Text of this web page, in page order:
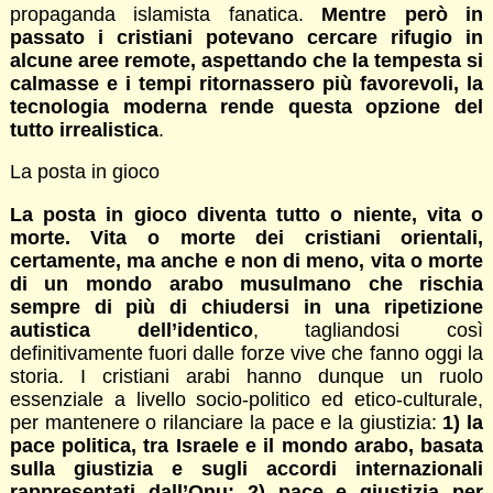
propaganda islamista fanatica. Mentre però in
passato i cristiani potevano cercare rifugio in
alcune aree remote, aspettando che la tempesta si
calmasse e i tempi ritornassero più favorevoli, la
tecnologia moderna rende questa opzione del
tutto irrealistica.
La posta in gioco
La posta in gioco diventa tutto o niente, vita o
morte. Vita o morte dei cristiani orientali,
certamente, ma anche e non di meno, vita o morte
di un mondo arabo musulmano che rischia
sempre di più di chiudersi in una ripetizione
autistica dell’identico, tagliandosi così
definitivamente fuori dalle forze vive che fanno oggi la
storia. I cristiani arabi hanno dunque un ruolo
essenziale a livello socio-politico ed etico-culturale,
per mantenere o rilanciare la pace e la giustizia: 1) la
pace politica, tra Israele e il mondo arabo, basata
sulla giustizia e sugli accordi internazionali